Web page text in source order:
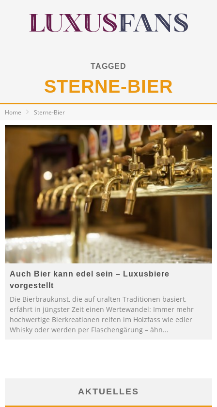
TAGGED
STERNE-BIER
Home Sterne-Bier
Auch Bier kann edel sein – Luxusbiere
vorgestellt
Die Bierbraukunst, die auf uralten Traditionen basiert,
erfährt in jüngster Zeit einen Wertewandel: Immer mehr
hochwertige Bierkreationen reifen im Holzfass wie edler
Whisky oder werden per Flaschengärung – ähn...
AKTUELLES